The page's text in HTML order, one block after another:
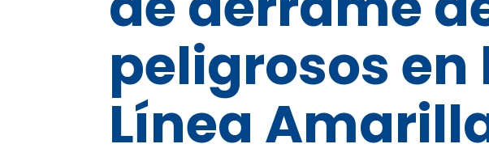
peligrosos
Línea